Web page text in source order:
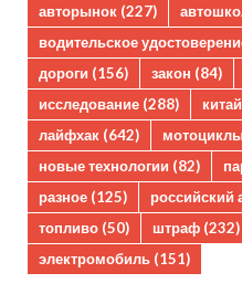
авторынок (227)
водительское
дороги (156) закон (84)
исследование (288)
лайфхак (642)
новые технологии (82)
разное (125) российский
топливо (50) штраф (232)
электромобиль (151)